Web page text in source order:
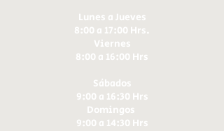
Lunes a Jueves
8:00 a 17:00 Hrs.
Viernes
8:00 a 16:00 Hrs​
Sábados
9:00 a 16:30 Hrs
Domingos
9:00 a 14:30 Hrs